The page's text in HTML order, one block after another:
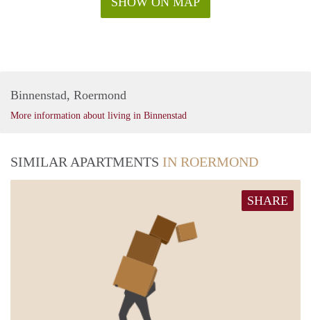
Binnenstad, Roermond
More information about living in Binnenstad
SIMILAR APARTMENTS IN ROERMOND
SHARE